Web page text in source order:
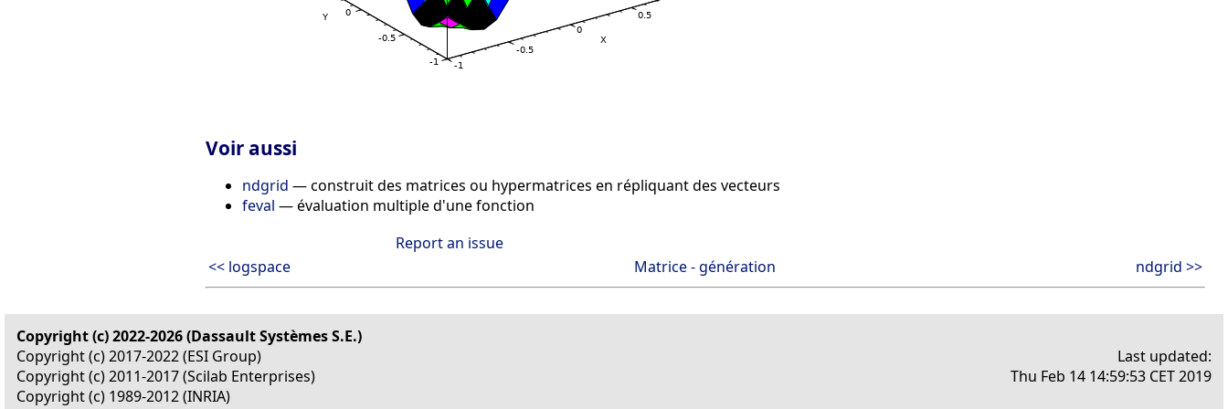
Voir aussi
ndgrid — construit des matrices ou hypermatrices en répliquant des vecteurs
feval — évaluation multiple d'une fonction
Report an issue
<< logspace
Matrice - génération ndgrid >>
Copyright (c) 2022-2026 (Dassault Systèmes S.E.)
Copyright (c) 2017-2022 (ESI Group)
Copyright (c) 2011-2017 (Scilab Enterprises)
Copyright (c) 1989-2012 (INRIA)
Last updated:
Thu Feb 14 14:59:53 CET 2019